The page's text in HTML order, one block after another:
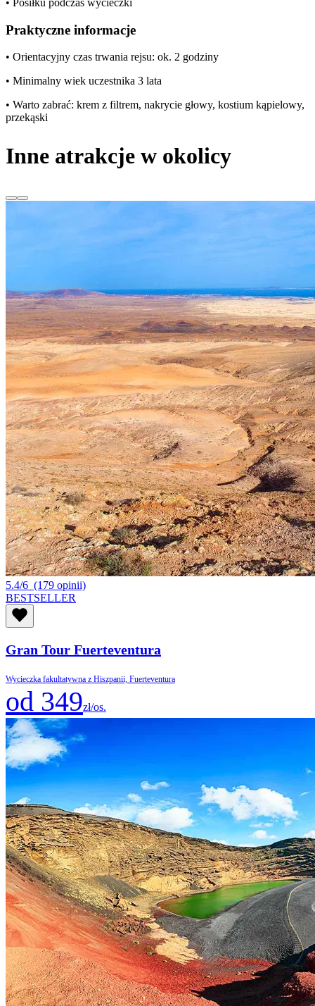
• Posiłku podczas wycieczki
Praktyczne informacje
• Orientacyjny czas trwania rejsu: ok. 2 godziny
• Minimalny wiek uczestnika 3 lata
• Warto zabrać: krem z filtrem, nakrycie głowy, kostium kąpielowy,
przekąski
Inne atrakcje w okolicy
5.4/6 (179 opinii)
BESTSELLER
Gran Tour Fuerteventura
Wycieczka fakultatywna z Hiszpanii, Fuerteventura
od 349zł/os.